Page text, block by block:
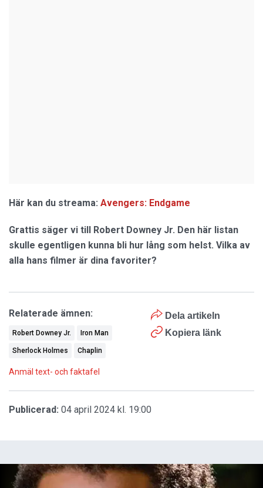
Här kan du streama: Avengers: Endgame
Grattis säger vi till Robert Downey Jr. Den här listan
skulle egentligen kunna bli hur lång som helst. Vilka av
alla hans filmer är dina favoriter?
Dela artikeln
Kopiera länk
Relaterade ämnen:
Robert Downey Jr. Iron Man
Sherlock Holmes Chaplin
Anmäl text- och faktafel
Publicerad: 04 april 2024 kl. 19:00